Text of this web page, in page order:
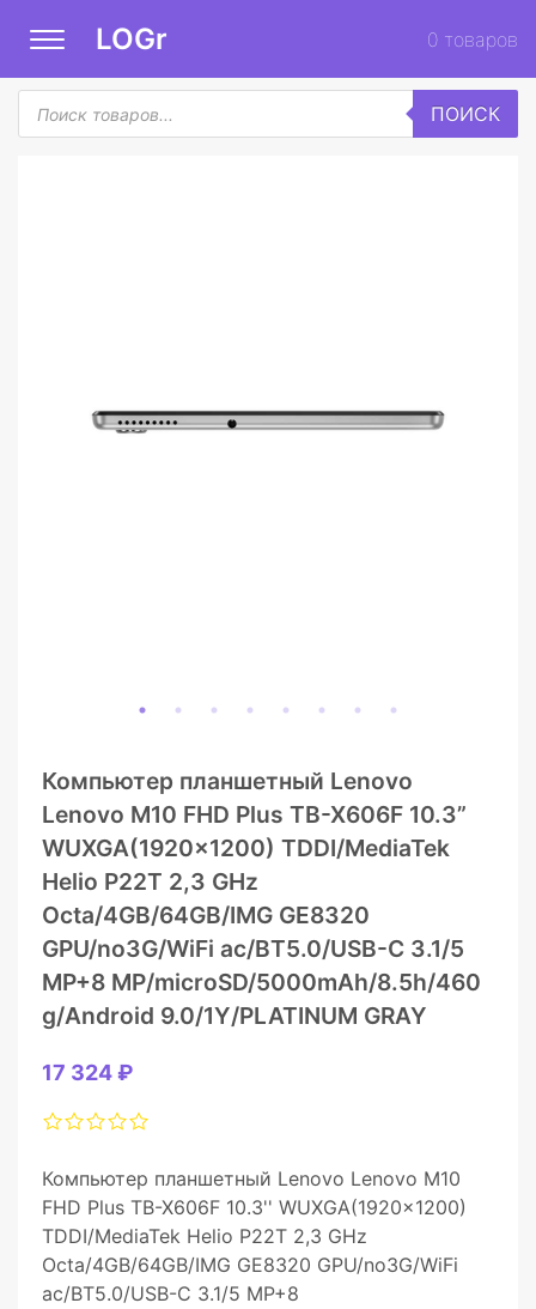
LOGr 0 товаров
Поиск
товаров
ПОИСК
Компьютер планшетный Lenovo
Lenovo M10 FHD Plus TB-X606F 10.3”
WUXGA(1920×1200) TDDI/MediaTek
Helio P22T 2,3 GHz
Octa/4GB/64GB/IMG GE8320
GPU/no3G/WiFi ac/BT5.0/USB-C 3.1/5
MP+8 MP/microSD/5000mAh/8.5h/460
g/Android 9.0/1Y/PLATINUM GRAY
17 324 ₽
Компьютер планшетный Lenovo Lenovo M10
FHD Plus TB-X606F 10.3'' WUXGA(1920x1200)
TDDI/MediaTek Helio P22T 2,3 GHz
Octa/4GB/64GB/IMG GE8320 GPU/no3G/WiFi
ac/BT5.0/USB-C 3.1/5 MP+8